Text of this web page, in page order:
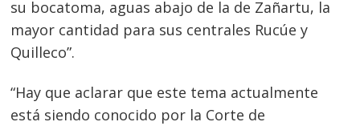
su bocatoma, aguas abajo de la de Zañartu, la
mayor cantidad para sus centrales Rucúe y
Quilleco”.
“Hay que aclarar que este tema actualmente
está siendo conocido por la Corte de